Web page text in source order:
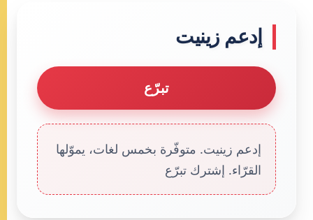
إدعم زينيت
تبرّع
إدعم زينيت. متوفّرة بخمس لغات، يموّلها
القرّاء. إشترك تبرّع